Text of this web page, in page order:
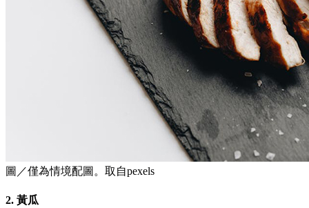
圖／僅為情境配圖。取自pexels
2. 黃瓜